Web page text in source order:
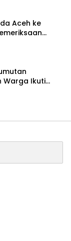
Aceh ke
Warga Ikuti
Gratis